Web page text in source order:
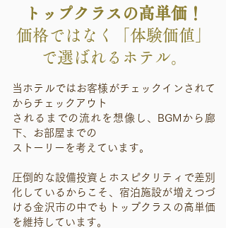
トップクラスの高単価！
価格ではなく「体験価値」
で選ばれるホテル。
当ホテルではお客様がチェックインされて
からチェックアウト
されるまでの流れを想像し、BGMから廊
下、お部屋までの
ストーリーを考えています。
圧倒的な設備投資とホスピタリティで差別
化しているからこそ、宿泊施設が増えつづ
ける金沢市の中でもトップクラスの高単価
を維持しています。